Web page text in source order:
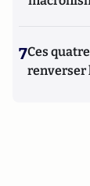
7Ces
renverser